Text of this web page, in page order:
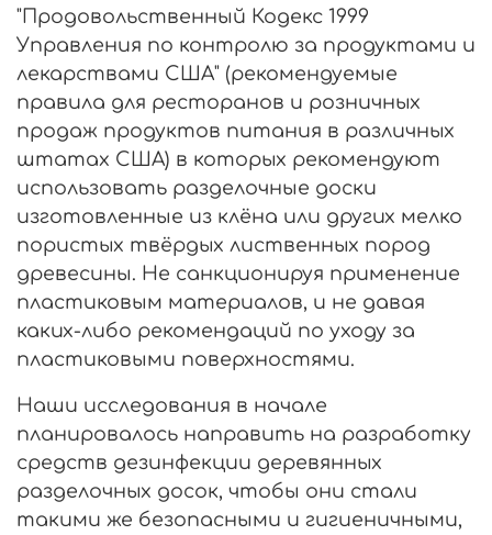
"Продовольственный Кодекс 1999
Управления по контролю за продуктами и
лекарствами США" (рекомендуемые
правила для ресторанов и розничных
продаж продуктов питания в различных
штатах США) в которых рекомендуют
использовать разделочные доски
изготовленные из клёна или других мелко
пористых твёрдых лиственных пород
древесины. Не санкционируя применение
пластиковым материалов, и не давая
каких-либо рекомендаций по уходу за
пластиковыми поверхностями.
Наши исследования в начале
планировалось направить на разработку
средств дезинфекции деревянных
разделочных досок, чтобы они стали
такими же безопасными и гигиеничными,